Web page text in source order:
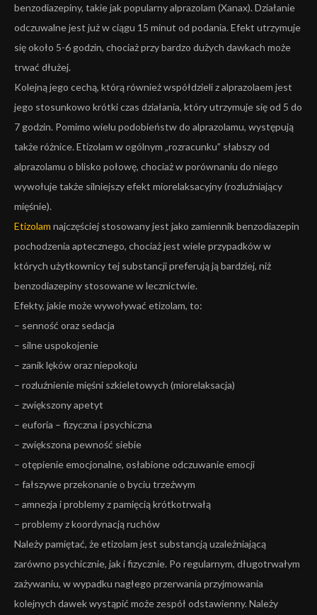
benzodiazepiny, takie jak popularny alprazolam (Xanax). Działanie
odczuwalne jest już w ciągu 15 minut od podania. Efekt utrzymuje
się około 5-6 godzin, chociaż przy bardzo dużych dawkach może
trwać dłużej.
Kolejną jego cechą, którą również współdzieli z alprazolaem jest
jego stosunkowo krótki czas działania, który utrzymuje się od 5 do
7 godzin. Pomimo wielu podobieństw do alprazolamu, występują
także różnice. Etizolam w ogólnym „rozracunku” słabszy od
alprazolamu o blisko połowę, chociaż w porównaniu do niego
wywołuje także silniejszy efekt miorelaksacyjny (rozluźniający
mięśnie).
Etizolam najczęściej stosowany jest jako zamiennik benzodiazepin
pochodzenia aptecznego, chociaż jest wiele przypadków w
których użytkownicy tej substancji preferują ją bardziej, niż
benzodiazepiny stosowane w lecznictwie.
Efekty, jakie może wywoływać etizolam, to:
– senność oraz sedacja
– silne uspokojenie
– zanik lęków oraz niepokoju
– rozluźnienie mięśni szkieletowych (miorelaksacja)
– zwiększony apetyt
– euforia – fizyczna i psychiczna
– zwiększona pewność siebie
– otępienie emocjonalne, osłabione odczuwanie emocji
– fałszywe przekonanie o byciu trzeźwym
– amnezja i problemy z pamięcią krótkotrwałą
– problemy z koordynacją ruchów
Należy pamiętać, że etizolam jest substancją uzależniającą
zarówno psychicznie, jak i fizycznie. Po regularnym, długotrwałym
zażywaniu, w wypadku nagłego przerwania przyjmowania
kolejnych dawek wystąpić może zespół odstawienny. Należy